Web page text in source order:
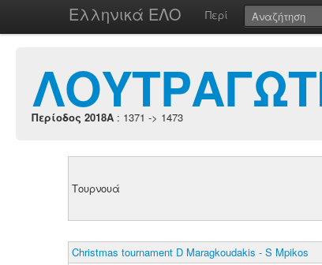
Ελληνικά ΕΛΟ Περί
Περίοδος 2018A : 1371 -> 1473
Τουρνουά
Christmas tournament D Maragkoudakis - S Mpikos